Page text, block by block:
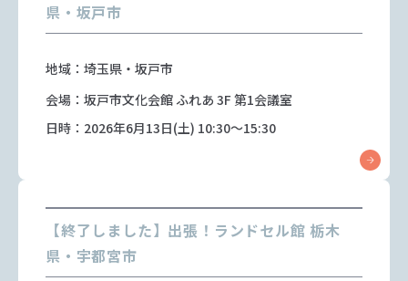
県・坂戸市
地域：埼玉県・坂戸市
会場：坂戸市文化会館 ふれあ 3F 第1会議室
日時：2026年6月13日(土) 10:30～15:30
【終了しました】出張！ランドセル館 栃木
県・宇都宮市